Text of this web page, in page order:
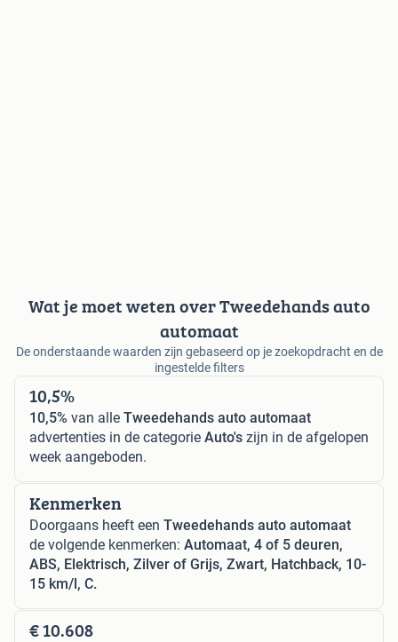
Wat je moet weten over Tweedehands auto
automaat
De onderstaande waarden zijn gebaseerd op je zoekopdracht en de
ingestelde filters
10,5%
10,5% van alle Tweedehands auto automaat
advertenties in de categorie Auto's zijn in de afgelopen
week aangeboden.
Kenmerken
Doorgaans heeft een Tweedehands auto automaat
de volgende kenmerken: Automaat, 4 of 5 deuren,
ABS, Elektrisch, Zilver of Grijs, Zwart, Hatchback, 10-
15 km/l, C.
€ 10.608